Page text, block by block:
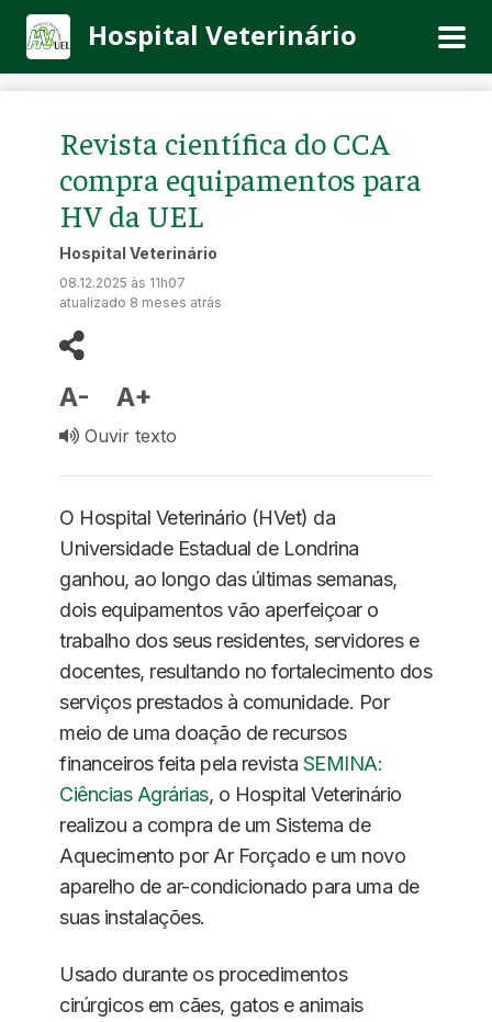
Hospital Veterinário
Revista científica do CCA
compra equipamentos para
HV da UEL
Hospital Veterinário
08.12.2025 às 11h07
atualizado 8 meses atrás
A- A+
Ouvir texto
O Hospital Veterinário (HVet) da
Universidade Estadual de Londrina
ganhou, ao longo das últimas semanas,
dois equipamentos vão aperfeiçoar o
trabalho dos seus residentes, servidores e
docentes, resultando no fortalecimento dos
serviços prestados à comunidade. Por
meio de uma doação de recursos
financeiros feita pela revista SEMINA:
Ciências Agrárias, o Hospital Veterinário
realizou a compra de um Sistema de
Aquecimento por Ar Forçado e um novo
aparelho de ar-condicionado para uma de
suas instalações.
Usado durante os procedimentos
cirúrgicos em cães, gatos e animais